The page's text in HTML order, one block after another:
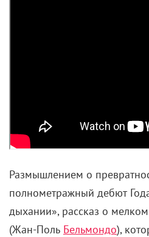
Размышлением о
полнометражный дебют
дыхании», рассказ о
(Жан-Поль Бельмондо),